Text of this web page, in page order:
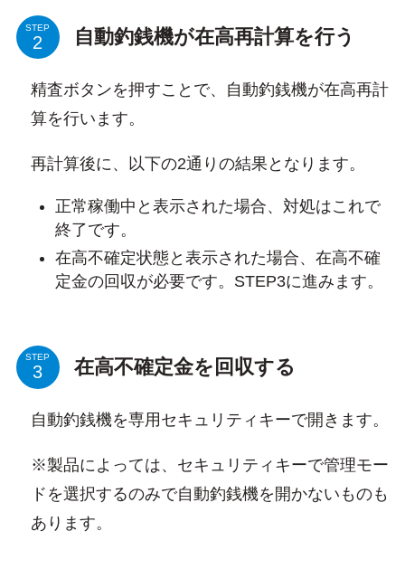
STEP 自動釣銭機が在高再計算を行う
精査ボタンを押すことで、自動釣銭機が在高再計
算を行います。
再計算後に、以下の2通りの結果となります。
正常稼働中と表示された場合、対処はこれで
終了です。
在高不確定状態と表示された場合、在高不確
定金の回収が必要です。STEP3に進みます。
STEP 在高不確定金を回収する
自動釣銭機を専用セキュリティキーで開きます。
※製品によっては、セキュリティキーで管理モー
ドを選択するのみで自動釣銭機を開かないものも
あります。